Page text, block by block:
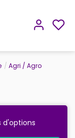
Agri / Agro
d'options